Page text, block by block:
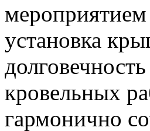
мероприятием
установка
кровельных
гармонично